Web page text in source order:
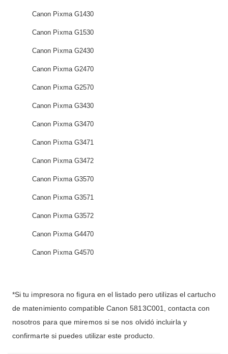
Canon Pixma G1430
Canon Pixma G1530
Canon Pixma G2430
Canon Pixma G2470
Canon Pixma G2570
Canon Pixma G3430
Canon Pixma G3470
Canon Pixma G3471
Canon Pixma G3472
Canon Pixma G3570
Canon Pixma G3571
Canon Pixma G3572
Canon Pixma G4470
Canon Pixma G4570
*Si tu impresora no figura en el listado pero utilizas el cartucho
de matenimiento compatible Canon 5813C001, contacta con
nosotros para que miremos si se nos olvidó incluirla y
confirmarte si puedes utilizar este producto.